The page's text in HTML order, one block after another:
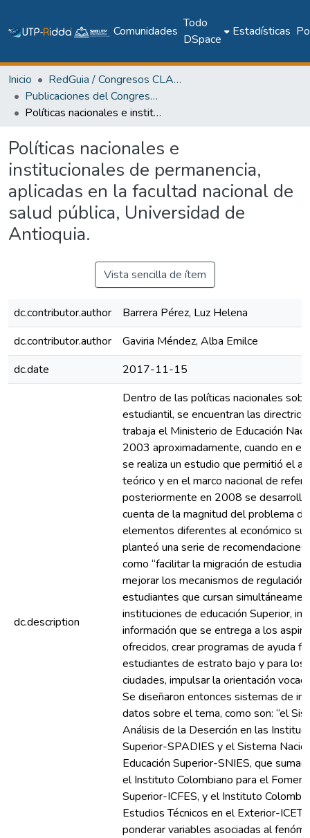
Comunidades
Todo
DSpace
Estadísticas
Inicio
RedGuia / Congresos CLABES
Publicaciones del Congreso Internacional CLABES
Políticas nacionales e institucionales de permanencia, aplicadas en la facultad nacional de salud pública, Universidad de Antioquia.
Políticas nacionales e
institucionales de permanencia,
aplicadas en la facultad nacional de
salud pública, Universidad de
Antioquia.
Vista sencilla de ítem
dc.contributor.author
Barrera Pérez, Luz Helena
dc.contributor.author
Gaviria Méndez, Alba Emilce
dc.date
2017-11-15
dc.description
Dentro de las políticas nacionales
estudiantil, se encuentran las
trabaja el Ministerio de Educación
2003 aproximadamente, cuando en
se realiza un estudio que permitió el
teórico y en el marco nacional de
posteriormente en 2008 se
cuenta de la magnitud del problema
elementos diferentes al económico
planteó una serie de
como “facilitar la migración de
mejorar los mecanismos de regulación
estudiantes que cursan
instituciones de educación Superior,
información que se entrega a los
ofrecidos, crear programas de ayuda
estudiantes de estrato bajo y para los
ciudades, impulsar la orientación
Se diseñaron entonces sistemas de
datos sobre el tema, como son: “el
Análisis de la Deserción en las
Superior-SPADIES y el Sistema
Educación Superior-SNIES, que
el Instituto Colombiano para el
Superior-ICFES, y el Instituto
Estudios Técnicos en el Exterior-
ponderar variables asociadas al